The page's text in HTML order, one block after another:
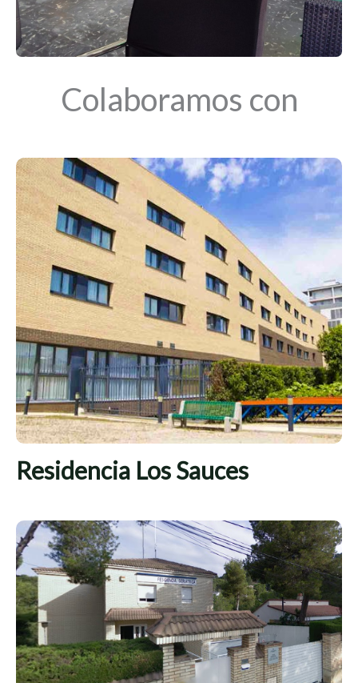
Colaboramos con
Residencia Los Sauces